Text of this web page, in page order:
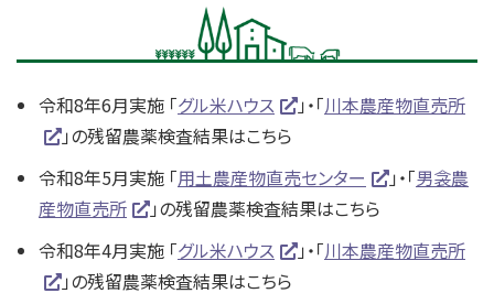
令和8年6月実施 「グル米ハウス 」・「川本農産物直売所
」の残留農薬検査結果はこちら
令和8年5月実施 「用土農産物直売センター 」・「男衾農
産物直売所
」の残留農薬検査結果はこちら
令和8年4月実施 「グル米ハウス 」・「川本農産物直売所
」の残留農薬検査結果はこちら